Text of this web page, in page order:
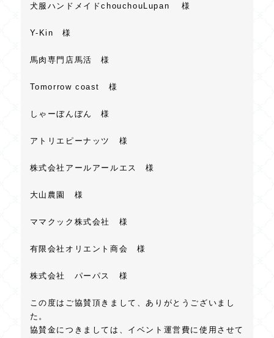
犬服ハンドメイドchouchouLupan 様
Y-Kin 様
馬肉専門店馬活 様
Tomorrow coast 様
しゃーぼんぼん 様
アトリエピーナッツ 様
株式会社アールアールエス 様
大山農園 様
ママクック株式会社 様
有限会社オリエント商会 様
株式会社 パーパス 様
この度はご協賛頂きまして、ありがとうございまし
た。
協賛金につきましては、イベント運営費に使用させて